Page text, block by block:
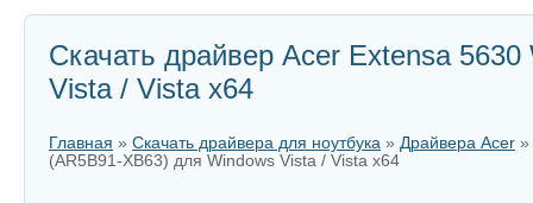
Скачать драйвер Acer Extensa
Vista / Vista x64
Главная » Скачать драйвера для ноутбука » Драйвера Acer »
(AR5B91-XB63) для Windows Vista / Vista x64